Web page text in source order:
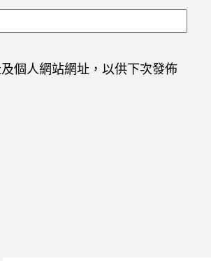
個人網站網址，以供下次發佈